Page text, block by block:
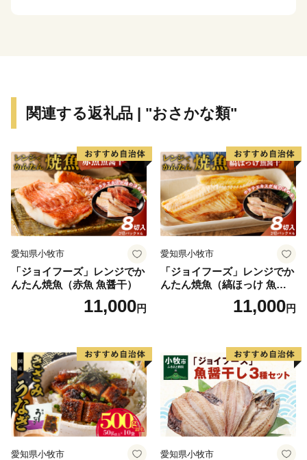
関連する返礼品 | "おさかな類"
愛知県小牧市
「ジョイフーズ」レンジでか
んたん焼魚（赤魚 魚醤干）
11,000円
愛知県小牧市
「ジョイフーズ」レンジでか
んたん焼魚（縞ほっけ 魚醤
11,000円
愛知県小牧市 愛知県小牧市